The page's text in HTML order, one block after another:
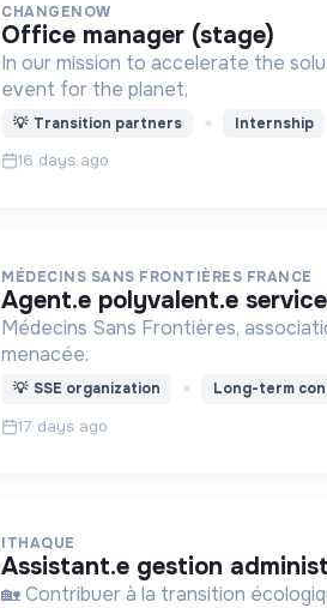
CHANGENOW
office manager (stage)
In our mission to accelerate the
event for the planet,
💡 Transition partners Internship
16 days ago
MÉDECINS SANS FRONTIÈRES FRANCE
agent.e polyvalent.e
Médecins Sans Frontières,
menacée.
💡 SSE organization Long-term
17 days ago
ITHAQUE
assistant.e gestion
🏡 Contribuer à la transition